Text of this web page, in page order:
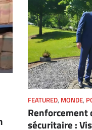
FEATURED, MONDE,
Renforcement
sécuritaire :